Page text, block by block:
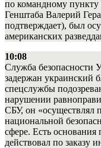
по командному пункту
Генштаба Валерий
подтверждает), был
американских
10:08
Служба безопасности
задержан украинский
спецслужбы
нарушении
СБУ, он «осуществлял
национальной
сфере. Есть
действовал по заказу